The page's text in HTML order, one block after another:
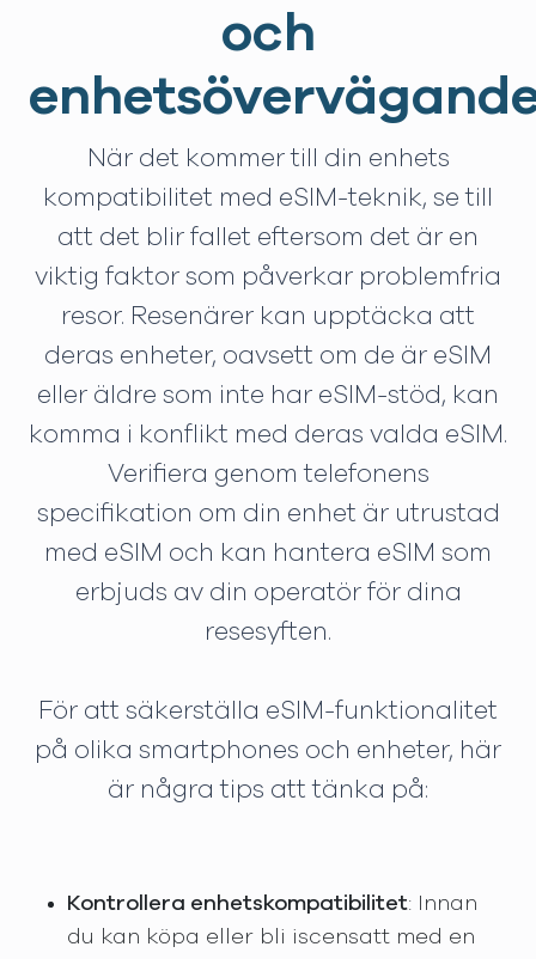
och
När det kommer till din enhets
kompatibilitet med eSIM-teknik, se till
att det blir fallet eftersom det är en
viktig faktor som påverkar problemfria
resor. Resenärer kan upptäcka att
deras enheter, oavsett om de är eSIM
eller äldre som inte har eSIM-stöd, kan
komma i konflikt med deras valda eSIM.
Verifiera genom telefonens
specifikation om din enhet är utrustad
med eSIM och kan hantera eSIM som
erbjuds av din operatör för dina
resesyften.
För att säkerställa eSIM-funktionalitet
på olika smartphones och enheter, här
är några tips att tänka på:
Kontrollera enhetskompatibilitet: Innan
du kan köpa eller bli iscensatt med en